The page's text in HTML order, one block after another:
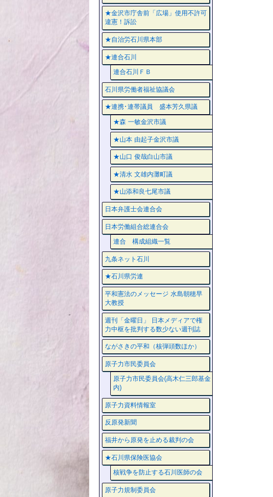
★金沢市庁舎前「広場」使用不許可
違憲！訴訟
★自治労石川県本部
★連合石川
連合石川ＦＢ
石川県労働者福祉協議会
★連携･連帯議員 盛本芳久県議
★森 一敏金沢市議
★山本 由起子金沢市議
★山口 俊哉白山市議
★清水 文雄内灘町議
★山添和良七尾市議
日本弁護士会連合会
日本労働組合総連合会
連合 構成組織一覧
九条ネット石川
★石川県労連
平和憲法のメッセージ 水島朝穂早
大教授
週刊「金曜日」 日本メディアで権
力中枢を批判する数少ない週刊誌
ながさきの平和（核弾頭数ほか）
原子力市民委員会
原子力市民委員会(高木仁三郎基金
内)
原子力資料情報室
反原発新聞
福井から原発を止める裁判の会
★石川県保険医協会
核戦争を防止する石川医師の会
原子力規制委員会